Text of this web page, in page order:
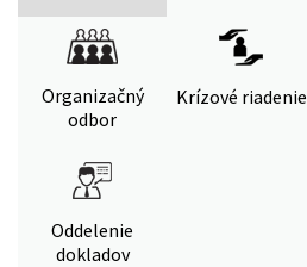
Organizačný
odbor
Krízové riadenie
Oddelenie
dokladov